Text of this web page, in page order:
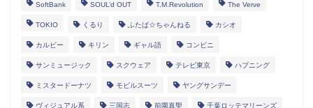
SoftBank SOUL’d OUT T.M.Revolution The Verve
TOKIO くるり ふたば☆ちゃんねる カシオ
カルビー キリン ギャル語 コンビニ
サンミュージック スクウェア テレビ東京 ハプニング
ミスタードーナツ モビルスーツ ヤングサンデー
ヴィジュアル系 三国志 前園真聖 千葉ロッテマリーンズ